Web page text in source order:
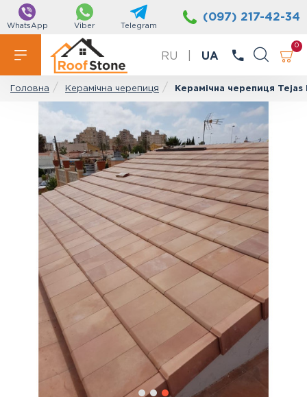
WhatsApp Viber Telegram
(097) 217-42-34
RU UA
0
Головна Керамічна черепиця Керамічна черепиця